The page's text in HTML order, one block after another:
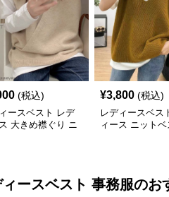
(税込)
ースベスト レデ
大きめ襟ぐり ニ
¥3,800 (税込)
レディースベス
ィース ニット
ィースベスト 事務服のお